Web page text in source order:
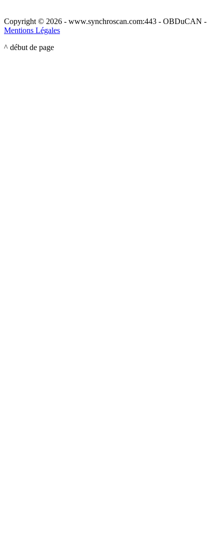
Copyright © 2026 - www.synchroscan.com:443 - OBDuCAN -
Mentions Légales
^ début de page